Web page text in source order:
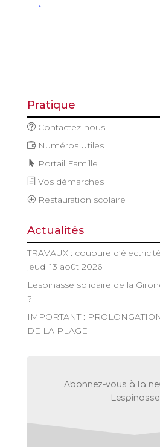
Pratique
Contactez-nous
Numéros Utiles
Portail Famille
Vos démarches
Restauration scolaire
Actualités
TRAVAUX : coupure
jeudi 13 août 2026
Lespinasse solidaire de la
?
IMPORTANT :
DE LA PLAGE
Abonnez-vous à la
Lespinasse